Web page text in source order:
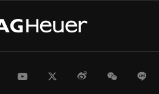
PinterestYoutubeTwitterWeiboWeChat